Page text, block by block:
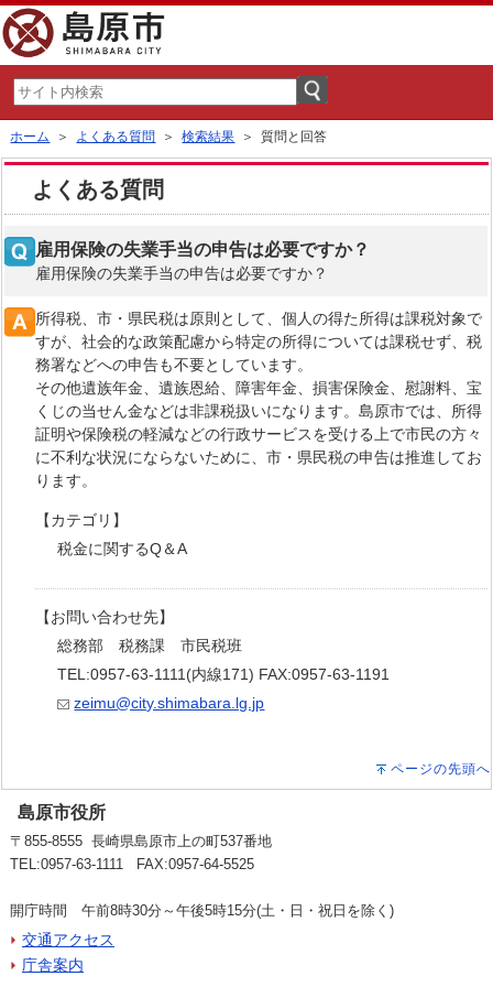
ホーム ＞ よくある質問 ＞検索結果 ＞ 質問と回答
よくある質問
雇用保険の失業手当の申告は必要ですか？
雇用保険の失業手当の申告は必要ですか？
所得税、市・県民税は原則として、個人の得た所得は課税対象で
すが、社会的な政策配慮から特定の所得については課税せず、税
務署などへの申告も不要としています。
その他遺族年金、遺族恩給、障害年金、損害保険金、慰謝料、宝
くじの当せん金などは非課税扱いになります。島原市では、所得
証明や保険税の軽減などの行政サービスを受ける上で市民の方々
に不利な状況にならないために、市・県民税の申告は推進してお
ります。
【カテゴリ】
税金に関するQ＆A
【お問い合わせ先】
総務部 税務課 市民税班
TEL:0957-63-1111(内線171) FAX:0957-63-1191
zeimu@city.shimabara.lg.jp
ページの先頭へ
島原市役所
〒855-8555 長崎県島原市上の町537番地
TEL:0957-63-1111 FAX:0957-64-5525
開庁時間 午前8時30分～午後5時15分(土・日・祝日を除く)
交通アクセス
庁舎案内